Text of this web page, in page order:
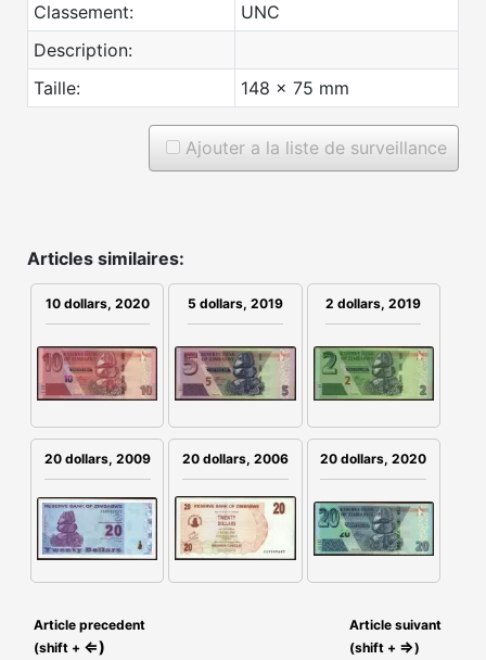
Classement:
UNC
Description:
Taille:
148 x 75 mm
Ajouter a la liste de surveillance
Articles similaires:
10 dollars, 2020 5 dollars, 2019 2 dollars, 2019
20 dollars, 2009 20 dollars, 2006 20 dollars, 2020
Article precedent
(shift + ⇐)
Article suivant
(shift + ⇒)